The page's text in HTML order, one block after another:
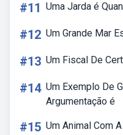
#11 Uma Jarda é
#12 Um Grande Mar
#13 Um Fiscal De
#14 Um Exemplo De
Argumentação é
#15 Um Animal Com